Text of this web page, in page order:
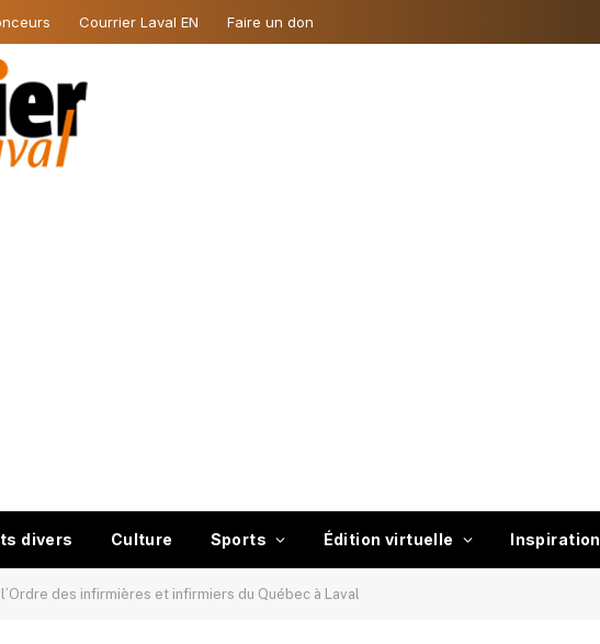
Courrier Laval EN Faire un don
divers Culture Sports Édition virtuelle Inspiration
des infirmières et infirmiers du Québec à Laval